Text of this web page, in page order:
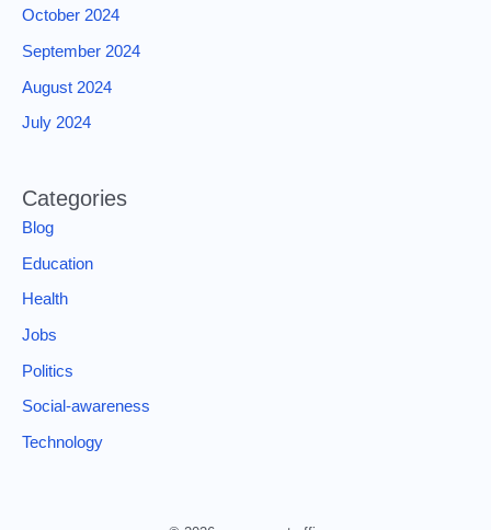
October 2024
September 2024
August 2024
July 2024
Categories
Blog
Education
Health
Jobs
Politics
Social-awareness
Technology